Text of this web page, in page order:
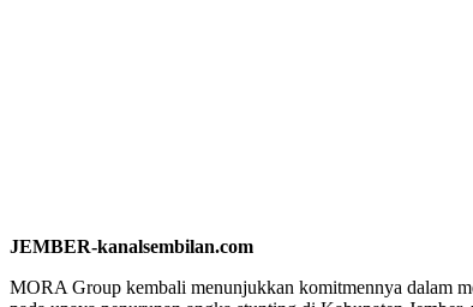
JEMBER-kanalsembilan.com
MORA Group kembali menunjukkan komitmennya dalam